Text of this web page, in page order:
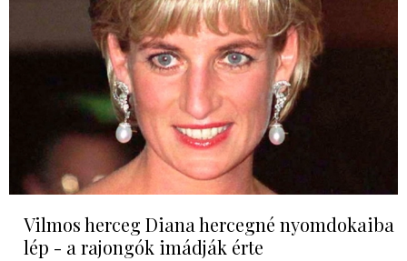
Vilmos herceg Diana hercegné nyomdokaiba
lép - a rajongók imádják érte